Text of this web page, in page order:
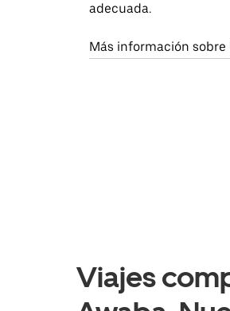
adecuada.
Más información sobre
Viajes